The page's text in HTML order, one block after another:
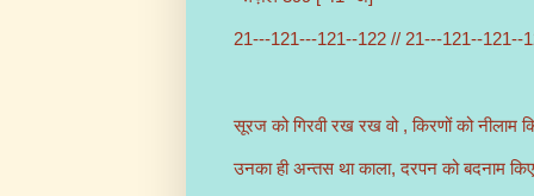
21---121---121--122 // 21---121--121--
सूरज को गिरवी रख रख वो , किरणों को नीलाम
उनका ही अन्तस था काला, दरपन को बदनाम किए